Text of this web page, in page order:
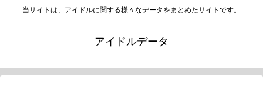
当サイトは、アイドルに関する様々なデータをまとめたサイトです。
アイドルデータ